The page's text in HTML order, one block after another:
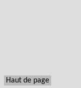
Haut de page